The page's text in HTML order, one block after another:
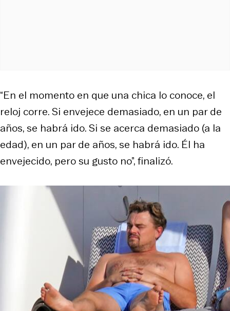
“En el momento en que una chica lo conoce, el
reloj corre. Si envejece demasiado, en un par de
años, se habrá ido. Si se acerca demasiado (a la
edad), en un par de años, se habrá ido. Él ha
envejecido, pero su gusto no”, finalizó.